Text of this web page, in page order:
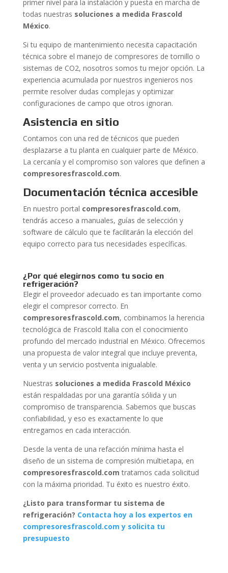
primer nivel para la instalación y puesta en marcha de
todas nuestras soluciones a medida Frascold
México.
Si tu equipo de mantenimiento necesita capacitación
técnica sobre el manejo de compresores de tornillo o
sistemas de CO2, nosotros somos tu mejor opción. La
experiencia acumulada por nuestros ingenieros nos
permite resolver dudas complejas y optimizar
configuraciones de campo que otros ignoran.
Asistencia en sitio
Contamos con una red de técnicos que pueden
desplazarse a tu planta en cualquier parte de México.
La cercanía y el compromiso son valores que definen a
compresoresfrascold.com.
Documentación técnica accesible
En nuestro portal compresoresfrascold.com,
tendrás acceso a manuales, guías de selección y
software de cálculo que te facilitarán la elección del
equipo correcto para tus necesidades específicas.
¿Por qué elegirnos como tu socio en
refrigeración?
Elegir el proveedor adecuado es tan importante como
elegir el compresor correcto. En
compresoresfrascold.com, combinamos la herencia
tecnológica de Frascold Italia con el conocimiento
profundo del mercado industrial en México. Ofrecemos
una propuesta de valor integral que incluye preventa,
venta y un servicio postventa inigualable.
Nuestras soluciones a medida Frascold México
están respaldadas por una garantía sólida y un
compromiso de transparencia. Sabemos que buscas
confiabilidad, y eso es exactamente lo que
entregamos en cada interacción.
Desde la venta de una refacción mínima hasta el
diseño de un sistema de compresión multietapa, en
compresoresfrascold.com tratamos cada solicitud
con la máxima prioridad. Tu éxito es nuestro éxito.
¿Listo para transformar tu sistema de
refrigeración? Contacta hoy a los expertos en
compresoresfrascold.com y solicita tu
presupuesto